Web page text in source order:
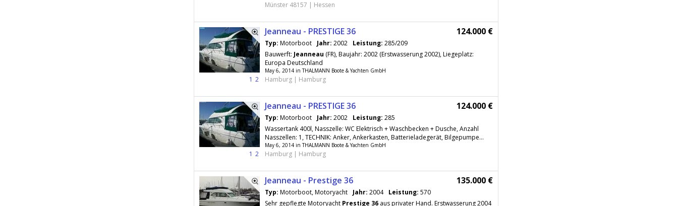
Münster 48157 | Hessen
1 2
Jeanneau - PRESTIGE 36 124.000 €
Typ: Motorboot Jahr: 2002 Leistung: 285/209
Bauwerft: Jeanneau (FR), Baujahr: 2002 (Erstwasserung 2002), Liegeplatz:
Europa Deutschland
May 6, 2014 in THALMANN Boote & Yachten GmbH
Hamburg | Hamburg
1 2
Jeanneau - PRESTIGE 36 124.000 €
Typ: Motorboot Jahr: 2002 Leistung: 285
Wassertank 400l, Nasszelle: WC Elektrisch + Waschbecken + Dusche, Anzahl
Nasszellen: 1, TECHNIK: Anker, Ankerkasten, Batterieladegerät, Bilgepumpe...
May 6, 2014 in THALMANN Boote & Yachten GmbH
Hamburg | Hamburg
Jeanneau - Prestige 36 135.000 €
Typ: Motorboot, Motoryacht Jahr: 2004 Leistung: 570
Sehr gepflegte Motoryacht Prestige 36 aus privater Hand. Erstwasserung 2004